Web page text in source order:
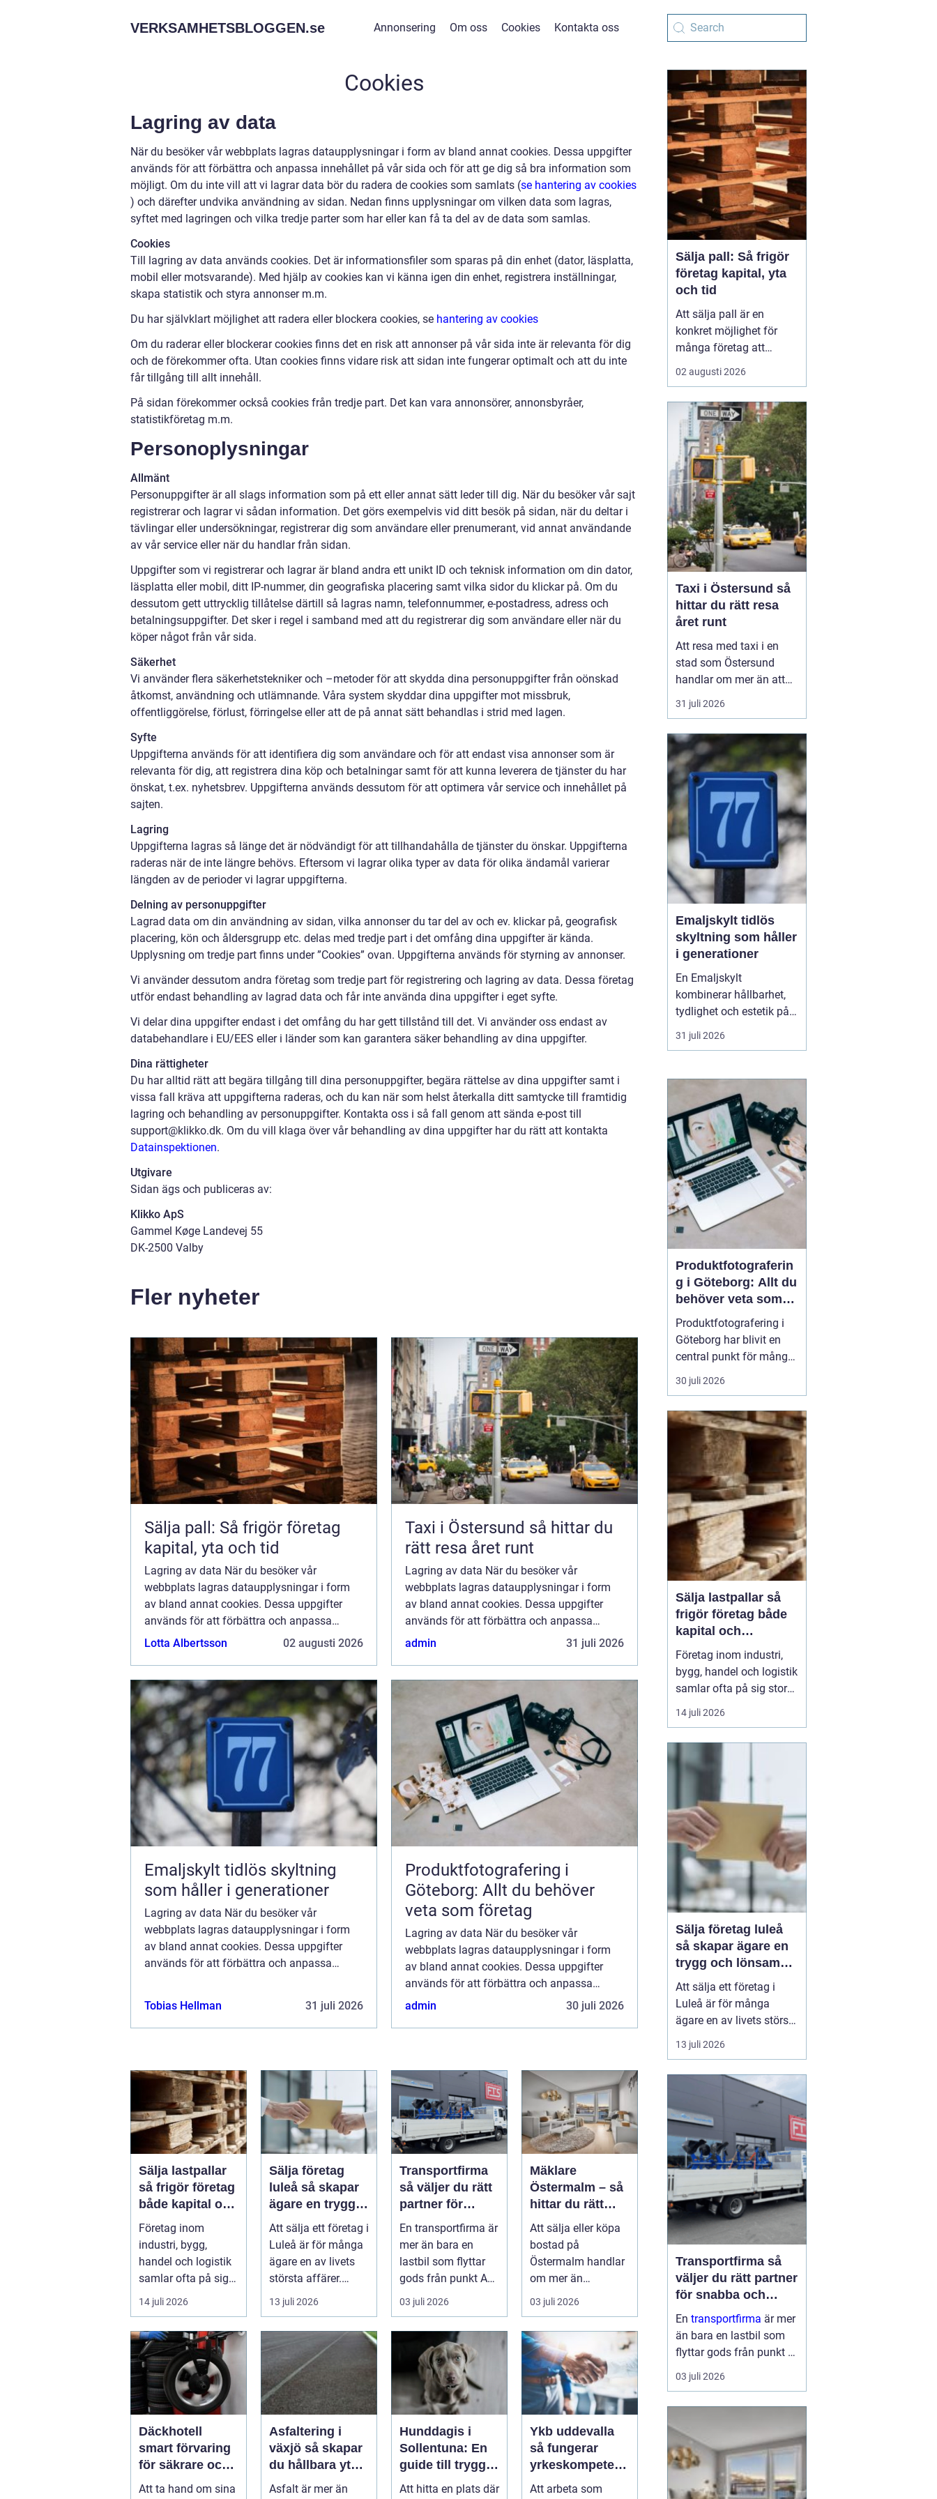
VERKSAMHETSBLOGGEN.se Annonsering Om oss Cookies Kontakta oss
Cookies
Lagring av data
När du besöker vår webbplats lagras dataupplysningar i form av bland annat cookies. Dessa uppgifter
används för att förbättra och anpassa innehållet på vår sida och för att ge dig så bra information som
möjligt. Om du inte vill att vi lagrar data bör du radera de cookies som samlats (se hantering av cookies
) och därefter undvika användning av sidan. Nedan finns upplysningar om vilken data som lagras,
syftet med lagringen och vilka tredje parter som har eller kan få ta del av de data som samlas.
Cookies
Till lagring av data används cookies. Det är informationsfiler som sparas på din enhet (dator, läsplatta,
mobil eller motsvarande). Med hjälp av cookies kan vi känna igen din enhet, registrera inställningar,
skapa statistik och styra annonser m.m.
Du har självklart möjlighet att radera eller blockera cookies, se hantering av cookies
Om du raderar eller blockerar cookies finns det en risk att annonser på vår sida inte är relevanta för dig
och de förekommer ofta. Utan cookies finns vidare risk att sidan inte fungerar optimalt och att du inte
får tillgång till allt innehåll.
På sidan förekommer också cookies från tredje part. Det kan vara annonsörer, annonsbyråer,
statistikföretag m.m.
Personoplysningar
Allmänt
Personuppgifter är all slags information som på ett eller annat sätt leder till dig. När du besöker vår sajt
registrerar och lagrar vi sådan information. Det görs exempelvis vid ditt besök på sidan, när du deltar i
tävlingar eller undersökningar, registrerar dig som användare eller prenumerant, vid annat användande
av vår service eller när du handlar från sidan.
Uppgifter som vi registrerar och lagrar är bland andra ett unikt ID och teknisk information om din dator,
läsplatta eller mobil, ditt IP-nummer, din geografiska placering samt vilka sidor du klickar på. Om du
dessutom gett uttrycklig tillåtelse därtill så lagras namn, telefonnummer, e-postadress, adress och
betalningsuppgifter. Det sker i regel i samband med att du registrerar dig som användare eller när du
köper något från vår sida.
Säkerhet
Vi använder flera säkerhetstekniker och –metoder för att skydda dina personuppgifter från oönskad
åtkomst, användning och utlämnande. Våra system skyddar dina uppgifter mot missbruk,
offentliggörelse, förlust, förringelse eller att de på annat sätt behandlas i strid med lagen.
Syfte
Uppgifterna används för att identifiera dig som användare och för att endast visa annonser som är
relevanta för dig, att registrera dina köp och betalningar samt för att kunna leverera de tjänster du har
önskat, t.ex. nyhetsbrev. Uppgifterna används dessutom för att optimera vår service och innehållet på
sajten.
Lagring
Uppgifterna lagras så länge det är nödvändigt för att tillhandahålla de tjänster du önskar. Uppgifterna
raderas när de inte längre behövs. Eftersom vi lagrar olika typer av data för olika ändamål varierar
längden av de perioder vi lagrar uppgifterna.
Delning av personuppgifter
Lagrad data om din användning av sidan, vilka annonser du tar del av och ev. klickar på, geografisk
placering, kön och åldersgrupp etc. delas med tredje part i det omfång dina uppgifter är kända.
Upplysning om tredje part finns under ”Cookies” ovan. Uppgifterna används för styrning av annonser.
Vi använder dessutom andra företag som tredje part för registrering och lagring av data. Dessa företag
utför endast behandling av lagrad data och får inte använda dina uppgifter i eget syfte.
Vi delar dina uppgifter endast i det omfång du har gett tillstånd till det. Vi använder oss endast av
databehandlare i EU/EES eller i länder som kan garantera säker behandling av dina uppgifter.
Dina rättigheter
Du har alltid rätt att begära tillgång till dina personuppgifter, begära rättelse av dina uppgifter samt i
vissa fall kräva att uppgifterna raderas, och du kan när som helst återkalla ditt samtycke till framtidig
lagring och behandling av personuppgifter. Kontakta oss i så fall genom att sända e-post till
support@klikko.dk. Om du vill klaga över vår behandling av dina uppgifter har du rätt att kontakta
Datainspektionen.
Utgivare
Sidan ägs och publiceras av:
Klikko ApS
Gammel Køge Landevej 55
DK-2500 Valby
Fler nyheter
Sälja pall: Så frigör företag
kapital, yta och tid
Lagring av data När du besöker vår
webbplats lagras dataupplysningar i form
av bland annat cookies. Dessa uppgifter
används för att förbättra och anpassa
innehållet på vår sida och för att ge dig så
Lotta Albertsson 02 augusti 2026
Taxi i Östersund så hittar du
rätt resa året runt
Lagring av data När du besöker vår
webbplats lagras dataupplysningar i form
av bland annat cookies. Dessa uppgifter
används för att förbättra och anpassa
innehållet på vår sida och för att ge dig så
admin 31 juli 2026
Emaljskylt tidlös skyltning
som håller i generationer
Lagring av data När du besöker vår
webbplats lagras dataupplysningar i form
av bland annat cookies. Dessa uppgifter
används för att förbättra och anpassa
att vi...
Tobias Hellman 31 juli 2026
Produktfotografering i
Göteborg: Allt du behöver
veta som företag
Lagring av data När du besöker vår
webbplats lagras dataupplysningar i form
av bland annat cookies. Dessa uppgifter
används för att förbättra och anpassa
innehållet på vår sida och för att ge dig så
admin 30 juli 2026
Sälja lastpallar
så frigör företag
både kapital och
lagerutrymme
Företag inom
industri, bygg,
handel och logistik
samlar ofta på sig
stora mängder
lastpallar. De tar...
14 juli 2026
Sälja företag
luleå så skapar
ägare en trygg
och lönsam
affär
Att sälja ett företag i
Luleå är för många
ägare en av livets
största affärer.
Beslutet rymmer
både ...
13 juli 2026
Transportfirma
så väljer du rätt
partner för
snabba och
trygga
leveranser
En transportfirma är
mer än bara en
lastbil som flyttar
gods från punkt A
till punkt B. Rätt
partner...
03 juli 2026
Mäklare
Östermalm – så
hittar du rätt
kompetens för
din bostadsaffär
Att sälja eller köpa
bostad på
Östermalm handlar
om mer än
kvadratmeter oc...
03 juli 2026
Däckhotell
smart förvaring
för säkrare och
enklare
Att ta hand om sina
Asfaltering i
växjö så skapar
du hållbara ytor
som fungerar
Asfalt är mer än
Hunddagis i
Sollentuna: En
guide till trygg
och
Att hitta en plats där
Ykb uddevalla
så fungerar
yrkeskompetens
bevis för lastbil
Att arbeta som
Sälja pall: Så frigör
företag kapital, yta
och tid
Att sälja pall är en
konkret möjlighet för
många företag att
frigöra både kapital och
lagerutrymme. När
på gården binder de
pengar, skapar oreda
och kan t...
02 augusti 2026
Taxi i Östersund så
hittar du rätt resa
året runt
Att resa med taxi i en
stad som Östersund
handlar om mer än att
bara ta sig från punkt A
till punkt B. För många
vardagen, för andra en
viktig länk till flyg, tåg
eller fjäll. Valet av bolag
påverkar både trygghet,
komfort och plånb...
31 juli 2026
Emaljskylt tidlös
skyltning som håller
i generationer
En Emaljskylt
kombinerar hållbarhet,
tydlighet och estetik på
ett sätt som få andra
skyltmaterial gör. Den
av glasemalj och bränns
i hög temperatur.
Resultatet blir en skylt
som tål väder, vind och
tidens tand, och som
samtid...
31 juli 2026
Produktfotograferin
g i Göteborg: Allt du
behöver veta som
företag
Produktfotografering i
Göteborg har blivit en
central punkt för många
företag som söker att
förhöja sina produkter
bilder. Oavsett om det
handlar om e-handel,
tryckmaterial eller digital
markna...
30 juli 2026
Sälja lastpallar så
frigör företag både
kapital och
lagerutrymme
Företag inom industri,
bygg, handel och logistik
samlar ofta på sig stora
mängder lastpallar. De
tar plats, binder kapital
Genom att
lastpallar
14 juli 2026
Sälja företag luleå
så skapar ägare en
trygg och lönsam
affär
Att sälja ett företag i
Luleå är för många
ägare en av livets största
affärer. Beslutet rymmer
både känslor och hårda
kundrelationer och
personalansvar ska
omvandlas till en trygg
köpeskilling och en
hållbar framtid för...
13 juli 2026
Transportfirma så
väljer du rätt partner
för snabba och
trygga leveranser
En transportfirma är mer
än bara en lastbil som
flyttar gods från punkt A
till punkt B. Rätt partner
påverkar din
och till och med ditt
varumärke. När tiderna
är pressade, kunder...
03 juli 2026